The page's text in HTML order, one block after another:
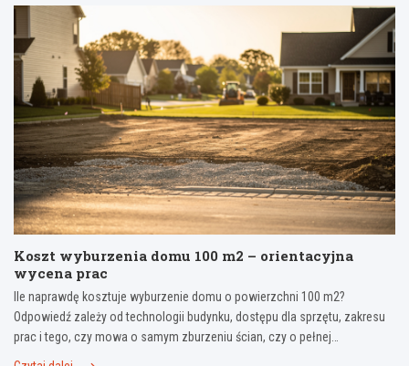
Koszt wyburzenia domu 100 m2 – orientacyjna
wycena prac
Ile naprawdę kosztuje wyburzenie domu o powierzchni 100 m2?
Odpowiedź zależy od technologii budynku, dostępu dla sprzętu, zakresu
prac i tego, czy mowa o samym zburzeniu ścian, czy o pełnej…